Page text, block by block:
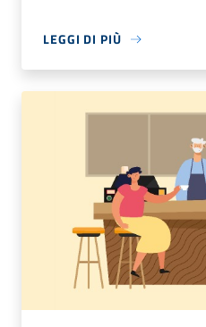
LEGGI DI PIÙ